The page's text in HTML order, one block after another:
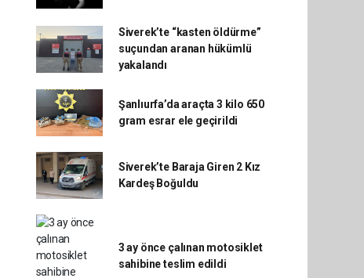
Siverek’te “kasten öldürme”
suçundan aranan hükümlü
yakalandı
Şanlıurfa’da araçta 3 kilo 650
gram esrar ele geçirildi
Siverek’te Baraja Giren 2 Kız
Kardeş Boğuldu
3 ay önce çalınan motosiklet
sahibine teslim edildi